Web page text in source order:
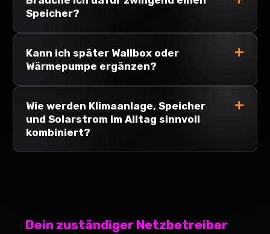
Speicher?
Kann ich später Wallbox oder
Wärmepumpe ergänzen?
Wie werden Klimaanlage, Speicher
und Solarstrom im Alltag sinnvoll
kombiniert?
Dein zuständiger Netzbetreiber